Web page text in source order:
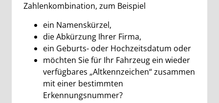
Zahlenkombination, zum Beispiel
ein Namenskürzel,
die Abkürzung Ihrer Firma,
ein Geburts- oder Hochzeitsdatum oder
möchten Sie für Ihr Fahrzeug ein wieder
verfügbares „Altkennzeichen“ zusammen
mit einer bestimmten
Erkennungsnummer?